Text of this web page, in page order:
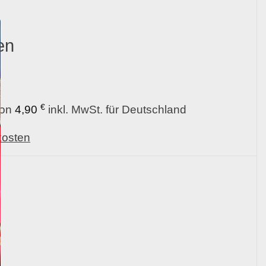
4,90 € inkl. MwSt. für Deutschland